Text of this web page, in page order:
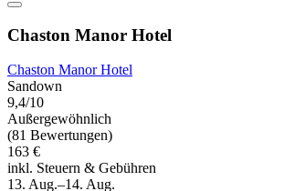
Chaston Manor Hotel
Chaston Manor Hotel
Sandown
9,4/10
Außergewöhnlich
(81 Bewertungen)
163 €
inkl. Steuern & Gebühren
13. Aug.–14. Aug.